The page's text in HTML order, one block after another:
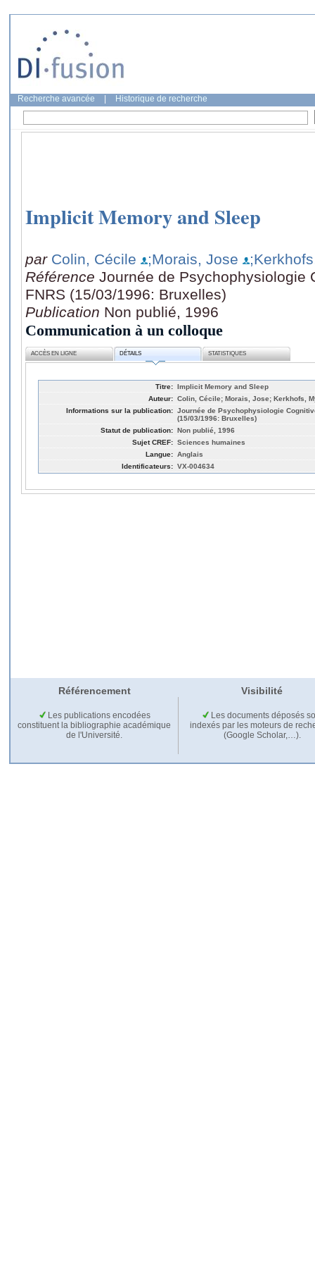
Recherche avancée Historique de recherche
Implicit Memory and Sleep
par Colin, Cécile ;Morais, Jose
Référence Journée de Psychophysiologie
FNRS (15/03/1996: Bruxelles)
Publication Non publié, 1996
Communication à un colloque
ACCÈS EN LIGNE DÉTAILS STATISTIQUES
Titre: Implicit Memory and Sleep
Auteur: Colin, Cécile; Morais, Jose; Kerkhofs,
Informations sur la publication: Journée de Psychophysiologie
(15/03/1996: Bruxelles)
Statut de publication: Non publié, 1996
Sujet CREF: Sciences humaines
Langue: Anglais
Identificateurs: VX-004634
Référencement Visibilité
Les publications encodées
constituent la bibliographie académique
de l'Université.
Les documents déposés
indexés par les moteurs de
(Google Scholar,…).